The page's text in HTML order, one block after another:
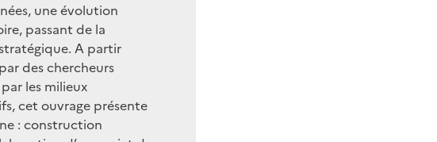
une évolution
passant de la
A partir
des chercheurs
les milieux
cet ouvrage présente
: construction